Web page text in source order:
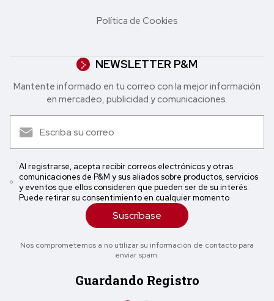
Política de Cookies
NEWSLETTER P&M
Mantente informado en tu correo con la mejor in formación
en mercadeo, publicidad y comunicaciones.
Al registrarse, acepta recibir correos electrónicos y otras
comunicaciones de P&M y sus aliados sobre productos, servicios
y eventos que ellos consideren que pueden ser de su interés.
Puede retirar su consentimiento en cualquier momento
Suscríbase
Nos comprometemos a no utilizar su información de contacto para
enviar spam.
Guardando Registro